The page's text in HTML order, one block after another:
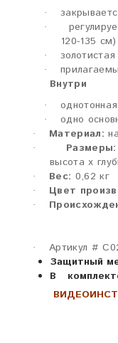
·
·
120-135 см)
·
·
Внутри
·
· одно
· Материал:
·
высота x
· Вес: 0,62 кг
· Цвет
·
·
Артикул #
Защитный
В